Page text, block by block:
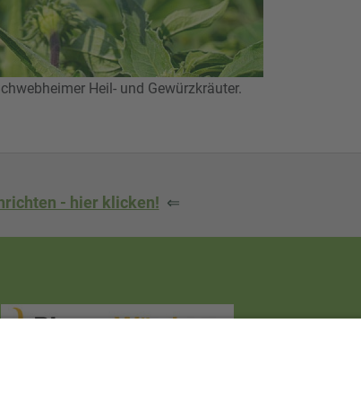
Heil- und Gewürzkräuter.
- hier klicken! ⇐